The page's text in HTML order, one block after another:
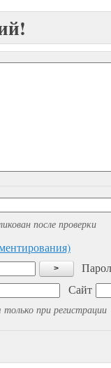
после проверки
>
Сайт
при регистрации